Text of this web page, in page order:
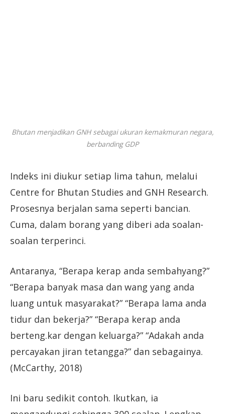
Bhutan menjadikan GNH sebagai ukuran kemakmuran negara,
berbanding GDP
Indeks ini diukur setiap lima tahun, melalui
Centre for Bhutan Studies and GNH Research.
Prosesnya berjalan sama seperti bancian.
Cuma, dalam borang yang diberi ada soalan-
soalan terperinci.
Antaranya, “Berapa kerap anda sembahyang?”
“Berapa banyak masa dan wang yang anda
luang untuk masyarakat?” “Berapa lama anda
tidur dan bekerja?” “Berapa kerap anda
berteng.kar dengan keluarga?” “Adakah anda
percayakan jiran tetangga?” dan sebagainya.
(McCarthy, 2018)
Ini baru sedikit contoh. Ikutkan, ia